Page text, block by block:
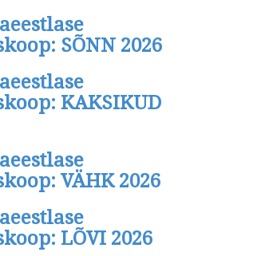
SÕNN 2026
KAKSIKUD
VÄHK 2026
LÕVI 2026